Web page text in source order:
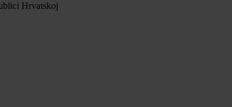
Hrvatskoj